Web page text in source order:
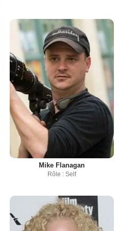
Mike Flanagan
Rôle : Self